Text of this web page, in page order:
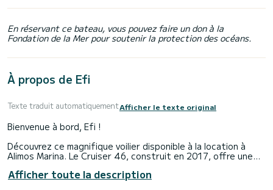
En réservant ce bateau, vous pouvez faire un don à la
Fondation de la Mer pour soutenir la protection des océans.
À propos de Efi
Texte traduit automatiquementAfficher le texte original
Bienvenue à bord, Efi !
Découvrez ce magnifique voilier disponible à la location à
Alimos Marina. Le Cruiser 46, construit en 2017, offre une
amis.
Vous allez vivre une croisière exceptionnelle sur ce voilier de
Afficher toute la description